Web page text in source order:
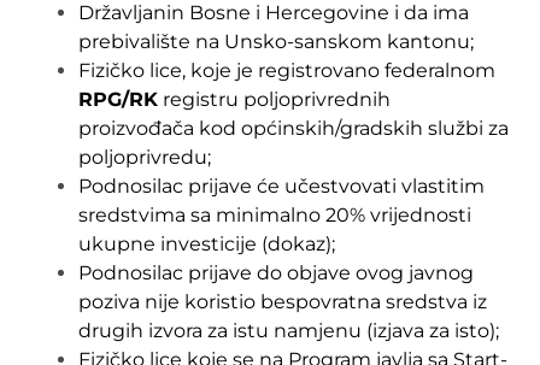
Državljanin Bosne i Hercegovine i da ima
prebivalište na Unsko-sanskom kantonu;
Fizičko lice, koje je registrovano federalnom
RPG/RK registru poljoprivrednih
proizvođača kod općinskih/gradskih službi za
poljoprivredu;
Podnosilac prijave će učestvovati vlastitim
sredstvima sa minimalno 20% vrijednosti
ukupne investicije (dokaz);
Podnosilac prijave do objave ovog javnog
poziva nije koristio bespovratna sredstva iz
drugih izvora za istu namjenu (izjava za isto);
Fizičko lice koje se na Program javlja sa Start-